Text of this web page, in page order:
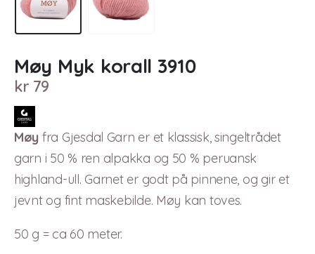
Møy Myk korall 3910
kr 79
Møy fra Gjesdal Garn er et klassisk, singeltrådet
garn i 50 % ren alpakka og 50 % peruansk
highland-ull. Garnet er godt på pinnene, og gir et
jevnt og fint maskebilde. Møy kan toves.
50 g = ca 60 meter.